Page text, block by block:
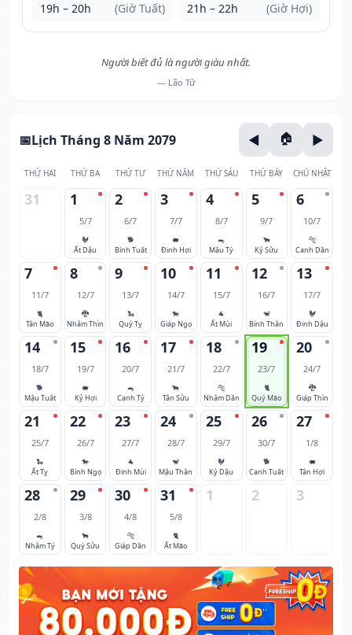
19h – 20h (Giờ Tuất) 21h – 22h (Giờ Hợi)
Người biết đủ là người giàu nhất.
— Lão Tử
Lịch Tháng 8 Năm 2079
THỨ HAI THỨ BA THỨ TƯ THỨ NĂM THỨ SÁU THỨ BẢY CHỦ NHẬT
31 1
5/7
🐓
Ất Dậu
2
6/7
🐕
Bính Tuất
3
7/7
🐖
Đinh Hợi
4
8/7
🐀
Mậu Tý
5
9/7
🐂
Kỷ Sửu
6
10/7
🐅
Canh Dần
7
11/7
🐈
Tân Mão
8
12/7
🐉
Nhâm Thìn
9
13/7
🐍
Quý Tỵ
10
14/7
🐎
Giáp Ngọ
11
15/7
🐐
Ất Mùi
12
16/7
🐒
Bính Thân
13
17/7
🐓
Đinh Dậu
14
18/7
🐕
Mậu Tuất
15
19/7
🐖
Kỷ Hợi
16
20/7
🐀
Canh Tý
17
21/7
🐂
Tân Sửu
18
22/7
🐅
Nhâm Dần
19
23/7
🐈
Quý Mão
20
24/7
🐉
Giáp Thìn
21
25/7
🐍
Ất Tỵ
22
26/7
🐎
Bính Ngọ
23
27/7
🐐
Đinh Mùi
24
28/7
🐒
Mậu Thân
25
29/7
🐓
Kỷ Dậu
26
30/7
🐕
Canh Tuất
27
1/8
🐖
Tân Hợi
28
2/8
🐀
Nhâm Tý
29
3/8
🐂
Quý Sửu
30
4/8
🐅
Giáp Dần
31
5/8
🐈
Ất Mão
1 2 3